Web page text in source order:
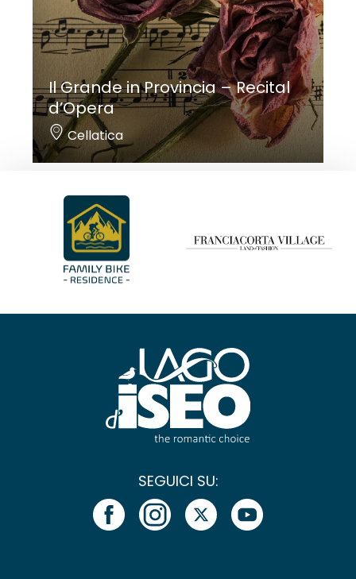
Il Grande in Provincia – Recital
d’Opera
Cellatica
SEGUICI SU: